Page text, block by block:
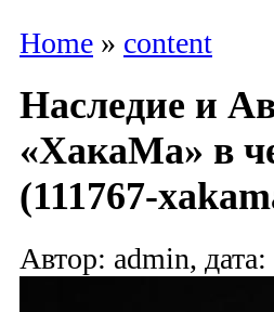
Home » content
Наследие и
«ХакаМа» в
(111767-
Автор: admin,